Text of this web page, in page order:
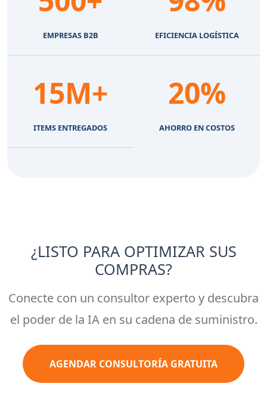
EMPRESAS B2B EFICIENCIA LOGÍSTICA
15M+
ITEMS ENTREGADOS
20%
AHORRO EN COSTOS
¿LISTO PARA OPTIMIZAR SUS
COMPRAS?
Conecte con un consultor experto y descubra
el poder de la IA en su cadena de suministro.
AGENDAR CONSULTORÍA GRATUITA